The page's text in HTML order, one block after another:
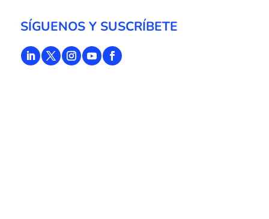
SÍGUENOS Y SUSCRÍBETE